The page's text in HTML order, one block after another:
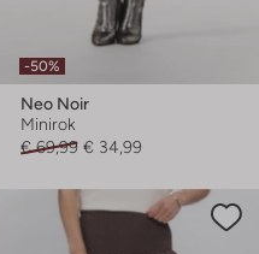
-50%
Neo Noir
Minirok
€ 69,99 € 34,99